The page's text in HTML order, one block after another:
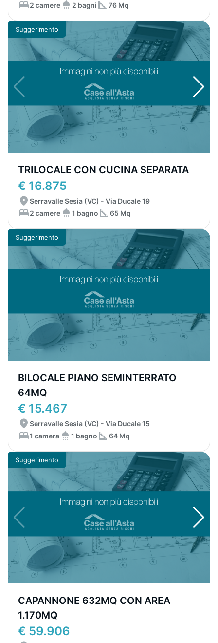
2 camere
2 bagni 76 Mq
Suggerimento
TRILOCALE CON CUCINA SEPARATA
€ 16.875
Serravalle Sesia (VC) - Via Ducale 19
2 camere
1 bagno 65 Mq
Suggerimento
BILOCALE PIANO SEMINTERRATO
64MQ
€ 15.467
Serravalle Sesia (VC) - Via Ducale 15
1 camera
1 bagno 64 Mq
Suggerimento
CAPANNONE 632MQ CON AREA
1.170MQ
€ 59.906